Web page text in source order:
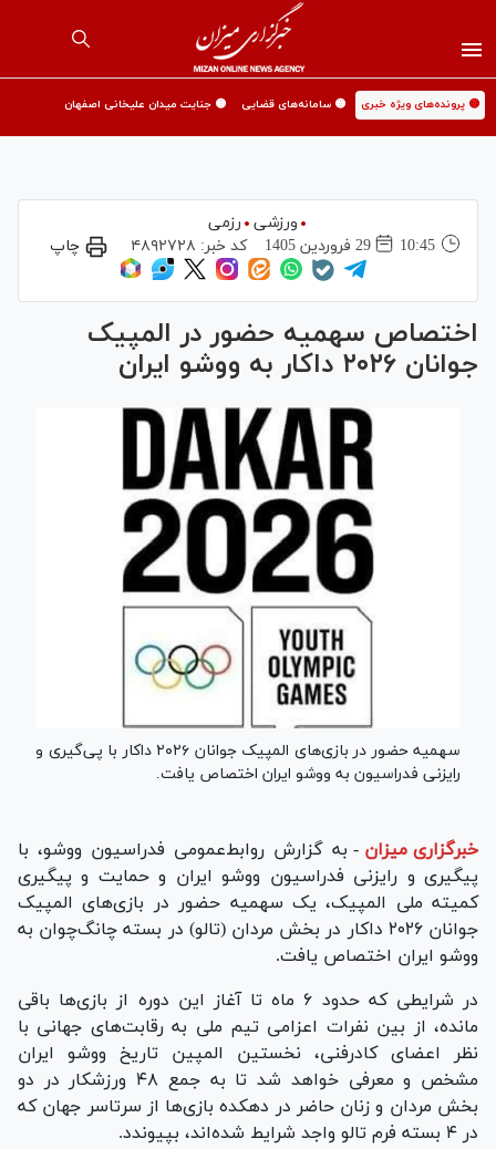
🟡 پرونده‌های ویژه خبری 🟡 سامانه‌های قضایی 🟡 جنایت میدان علیخانی اصفهان
ورزشی
رزمی
10:45
29 فروردين 1405 کد خبر: ۴۸۹۲۷۲۸ چاپ
اختصاص سهمیه حضور در المپیک
جوانان ۲۰۲۶ داکار به ووشو ایران
سهمیه حضور در بازی‌های المپیک جوانان ۲۰۲۶ داکار با پی‌گیری و
رایزنی فدراسیون به ووشو ایران اختصاص یافت.
خبرگزاری میزان - به گزارش روابط‌عمومی فدراسیون ووشو، با
پیگیری و رایزنی فدراسیون ووشو ایران و حمایت و پیگیری
کمیته ملی المپیک، یک سهمیه حضور در بازی‌های المپیک
جوانان ۲۰۲۶ داکار در بخش مردان (تالو) در بسته چانگ‌چوان به
ووشو ایران اختصاص یافت.
در شرایطی که حدود ۶ ماه تا آغاز این دوره از بازی‌ها باقی
مانده، از بین نفرات اعزامی تیم ملی به رقابت‌های جهانی با
نظر اعضای کادرفنی، نخستین المپین تاریخ ووشو ایران
مشخص و معرفی خواهد شد تا به جمع ۴۸ ورزشکار در دو
بخش مردان و زنان حاضر در دهکده بازی‌ها از سرتاسر جهان که
در ۴ بسته فرم تالو واجد شرایط شده‌اند، بپیوندد.